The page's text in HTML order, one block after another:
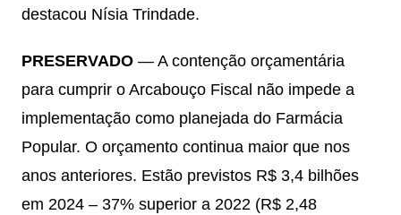
destacou Nísia Trindade.
PRESERVADO — A contenção orçamentária
para cumprir o Arcabouço Fiscal não impede a
implementação como planejada do Farmácia
Popular. O orçamento continua maior que nos
anos anteriores. Estão previstos R$ 3,4 bilhões
em 2024 – 37% superior a 2022 (R$ 2,48